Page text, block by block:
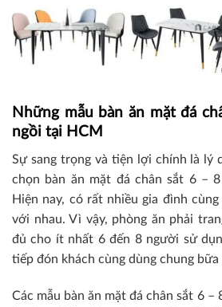
Những mẫu bàn ăn mặt đá
ngồi tại HCM
Sự sang trọng và tiện lợi chính là lý
chọn bàn ăn mặt đá chân sắt 6 –
Hiện nay, có rất nhiều gia đình
với nhau. Vì vậy, phòng ăn phải
đủ cho ít nhất 6 đến 8 người sử
tiếp đón khách cùng dùng chung bữa
Các mẫu bàn ăn mặt đá chân sắt 6 –